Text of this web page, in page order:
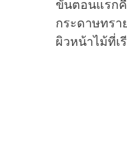
ขั้นตอนแรกคื
กระดาษทรา
ผิวหน้าไม้ที่เ